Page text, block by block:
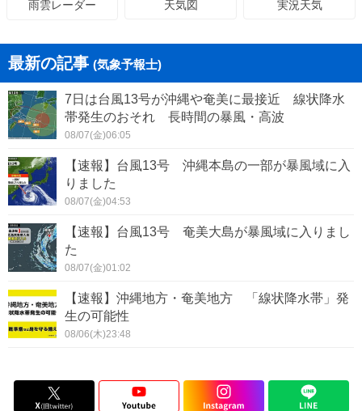
雨雲レーダー 天気図 実況天気
最新の記事 (気象予報士)
7日は台風13号が沖縄や奄美に最接近 線状降水
帯発生のおそれ 長時間の暴風・高波
08/07(金)06:05
【速報】台風13号 沖縄本島の一部が暴風域に入
りました
08/07(金)04:53
【速報】台風13号 奄美大島が暴風域に入りまし
た
08/07(金)01:02
【速報】沖縄地方・奄美地方 「線状降水帯」発
生の可能性
08/06(木)23:48